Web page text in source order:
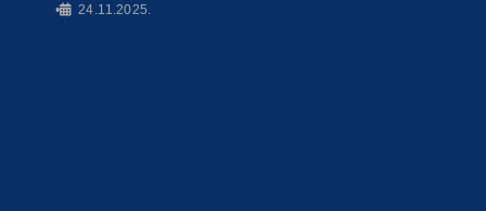
• 24.11.2025.